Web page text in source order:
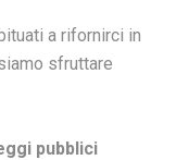
a rifornirci in
sfruttare
pubblici